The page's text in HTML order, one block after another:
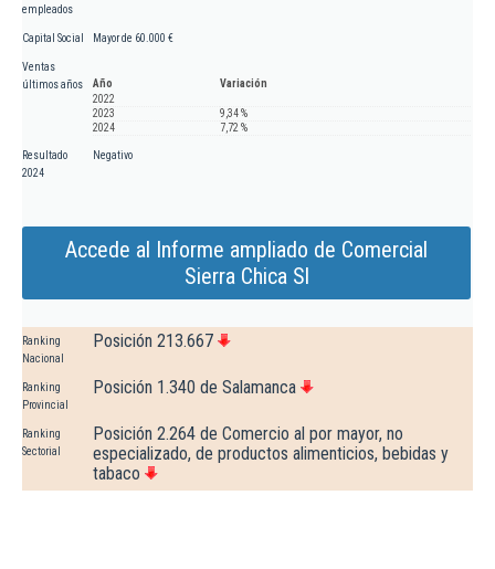
empleados
Capital Social Mayor de 60.000 €
Ventas
últimos años
Año
Variación
2022
2023
9,34 %
2024
7,72 %
Resultado
2024
Negativo
Accede al Informe ampliado de Comercial
Sierra Chica Sl
Ranking
Nacional
Posición 213.667
Ranking
Provincial
Posición 1.340 de Salamanca
Ranking
Sectorial
Posición 2.264 de Comercio al por mayor, no
especializado, de productos alimenticios, bebidas y
tabaco